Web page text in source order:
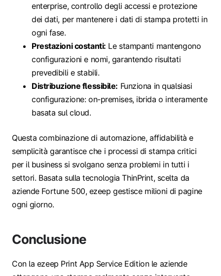
enterprise, controllo degli accessi e protezione
dei dati, per mantenere i dati di stampa protetti in
ogni fase.
Prestazioni costanti: Le stampanti mantengono
configurazioni e nomi, garantendo risultati
prevedibili e stabili.
Distribuzione flessibile: Funziona in qualsiasi
configurazione: on-premises, ibrida o interamente
basata sul cloud.
Questa combinazione di automazione, affidabilità e
semplicità garantisce che i processi di stampa critici
per il business si svolgano senza problemi in tutti i
settori. Basata sulla tecnologia ThinPrint, scelta da
aziende Fortune 500, ezeep gestisce milioni di pagine
ogni giorno.
Conclusione
Con la ezeep Print App Service Edition le aziende